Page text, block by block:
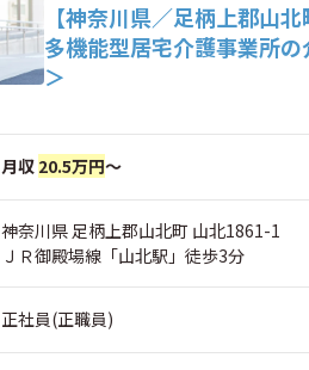
【神奈川県／足柄上郡山
多機能型居宅介護事業所
＞
月収 20.5万円～
神奈川県 足柄上郡山北町 山北1861-1
ＪＲ御殿場線「山北駅」徒歩3分
正社員(正職員)